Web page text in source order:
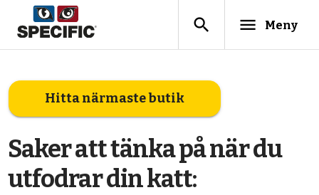
search menu Meny
Hitta närmaste butik
Saker att tänka på när du
utfodrar din katt: